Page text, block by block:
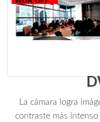
La cámara logra
contraste más